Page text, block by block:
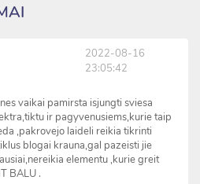
2022-08-16
23:05:42
vaikai pamirsta isjungti sviesa
ir pagyvenusiems,kurie taip
,pakrovejo laideli reikia tikrinti
blogai krauna,gal pazeisti jie
elementu ,kurie greit
BALU .